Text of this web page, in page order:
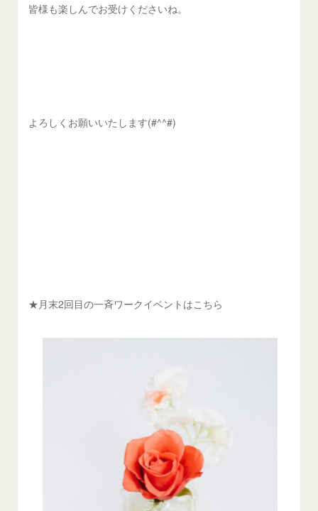
皆様も楽しんでお受けくださいね。
よろしくお願いいたします(#^^#)
★月末2回目の一斉ワークイベントはこちら